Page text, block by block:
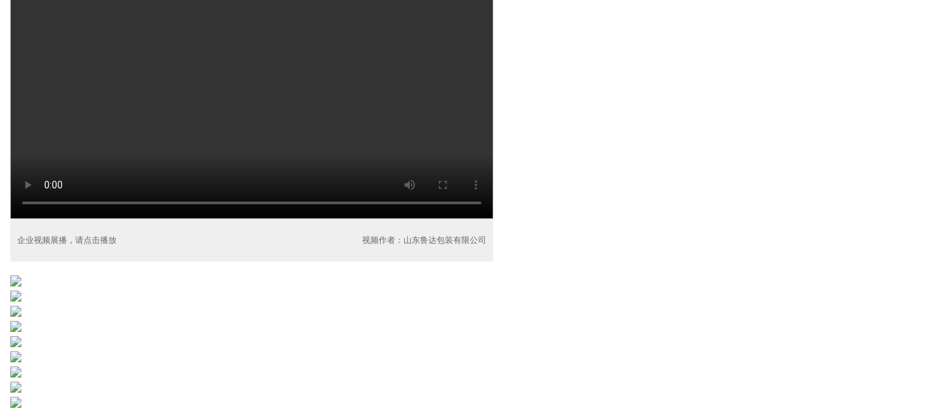
企业视频展播，请点击播放 视频作者：山东鲁达包装有限公司